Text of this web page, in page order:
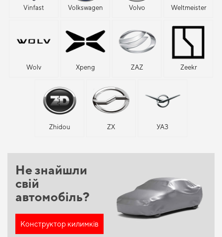
Vinfast Volkswagen Volvo Weltmeister
Wolv Xpeng ZAZ Zeekr
Zhidou ZX УАЗ
Не знайшли
свій
автомобіль?
Конструктор килимків